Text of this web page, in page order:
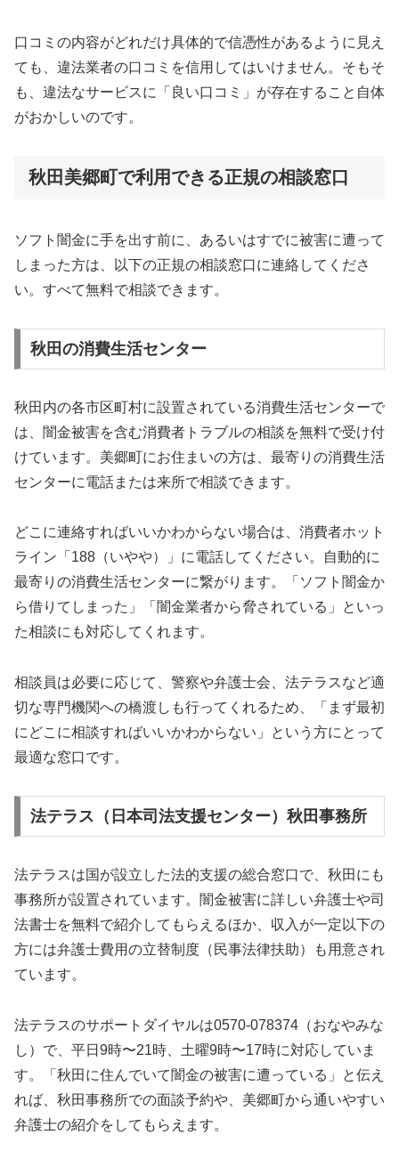
口コミの内容がどれだけ具体的で信憑性があるように見え
ても、違法業者の口コミを信用してはいけません。そもそ
も、違法なサービスに「良い口コミ」が存在すること自体
がおかしいのです。
秋田美郷町で利用できる正規の相談窓口
ソフト闇金に手を出す前に、あるいはすでに被害に遭って
しまった方は、以下の正規の相談窓口に連絡してくださ
い。すべて無料で相談できます。
秋田の消費生活センター
秋田内の各市区町村に設置されている消費生活センターで
は、闇金被害を含む消費者トラブルの相談を無料で受け付
けています。美郷町にお住まいの方は、最寄りの消費生活
センターに電話または来所で相談できます。
どこに連絡すればいいかわからない場合は、消費者ホット
ライン「188（いやや）」に電話してください。自動的に
最寄りの消費生活センターに繋がります。「ソフト闇金か
ら借りてしまった」「闇金業者から脅されている」といっ
た相談にも対応してくれます。
相談員は必要に応じて、警察や弁護士会、法テラスなど適
切な専門機関への橋渡しも行ってくれるため、「まず最初
にどこに相談すればいいかわからない」という方にとって
最適な窓口です。
法テラス（日本司法支援センター）秋田事務所
法テラスは国が設立した法的支援の総合窓口で、秋田にも
事務所が設置されています。闇金被害に詳しい弁護士や司
法書士を無料で紹介してもらえるほか、収入が一定以下の
方には弁護士費用の立替制度（民事法律扶助）も用意され
ています。
法テラスのサポートダイヤルは0570-078374（おなやみな
し）で、平日9時〜21時、土曜9時〜17時に対応していま
す。「秋田に住んでいて闇金の被害に遭っている」と伝え
れば、秋田事務所での面談予約や、美郷町から通いやすい
弁護士の紹介をしてもらえます。